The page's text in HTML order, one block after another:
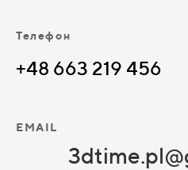
Телефон
+48 663 219 456
EMAIL